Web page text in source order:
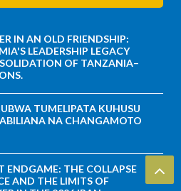
IN AN OLD FRIENDSHIP:
LEADERSHIP LEGACY
OF TANZANIA–
TUMELIPATA KUHUSU
NA CHANGAMOTO
ENDGAME: THE COLLAPSE
AND THE LIMITS OF